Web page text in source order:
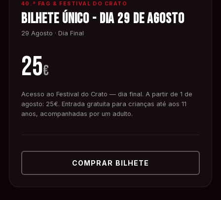
40.ª FAG & FESTIVAL DO CRATO
BILHETE ÚNICO - DIA 29 DE AGOSTO
29 Agosto · Dia Final
25€
Acesso ao Festival do Crato — dia final. A partir de 1 de
agosto: 25€. Entrada gratuita para crianças até aos 11
anos, acompanhadas por um adulto.
COMPRAR BILHETE